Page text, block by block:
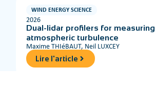
WIND ENERGY SCIENCE
2026
Dual-lidar profilers for measuring
atmospheric turbulence
Maxime THIéBAUT, Neil LUXCEY
Lire l'article